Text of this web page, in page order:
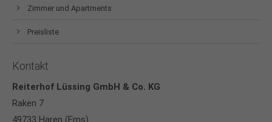
Zimmer und Apartments
Preisliste
Kontakt
Reiterhof Lüssing GmbH & Co. KG
Raken 7
49733 Haren (Ems)